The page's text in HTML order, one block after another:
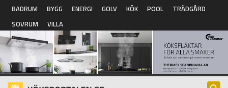
Hoppa till huvudinnehåll
BADRUM BYGG ENERGI GOLV KÖK POOL
TRÄDGÅRD
SOVRUM
VILLA